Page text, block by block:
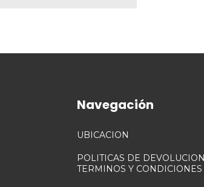
Navegación
UBICACION
POLITICAS DE DEVOLUCION
TERMINOS Y CONDICIONES